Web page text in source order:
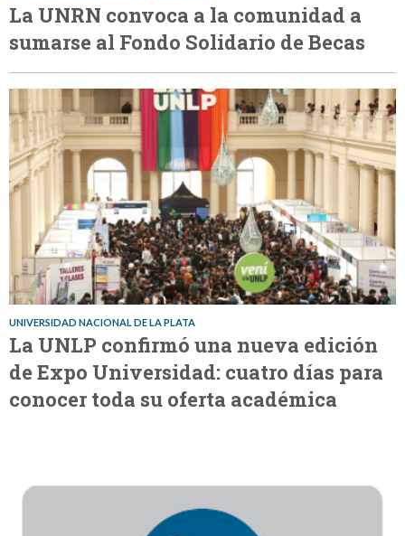
La UNRN convoca a la comunidad a
sumarse al Fondo Solidario de Becas
UNIVERSIDAD NACIONAL DE LA PLATA
La UNLP confirmó una nueva edición
de Expo Universidad: cuatro días para
conocer toda su oferta académica